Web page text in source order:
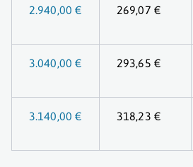
2.940,00 € 269,07 €
3.040,00 € 293,65 €
3.140,00 € 318,23 €